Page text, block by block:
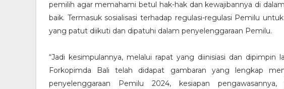
pemilih agar memahami betul hak-hak dan kewajibannya di
baik. Termasuk sosialisasi terhadap regulasi-regulasi Pemilu
yang patut diikuti dan dipatuhi dalam penyelenggaraan Pemilu.
“Jadi kesimpulannya, melalui rapat yang diinisiasi dan dipimpin
Forkopimda Bali telah didapat gambaran yang lengkap
penyelenggaraan Pemilu 2024, kesiapan